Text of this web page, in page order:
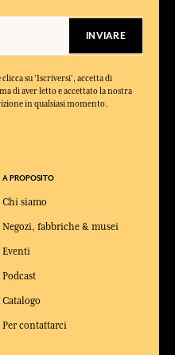
INVIARE
su 'Iscriversi', accetta di
di aver letto e accettato la nostra
in qualsiasi momento.
A PROPOSITO
Chi siamo
Negozi, fabbriche & musei
Eventi
Podcast
Catalogo
Per contattarci